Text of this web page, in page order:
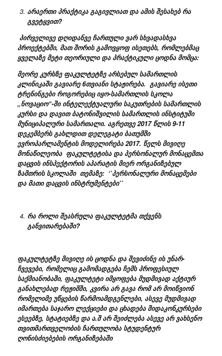
არაერთი პრაქტიკა გაგივლიათ და ამის შესახებ რა
გვეტყვით?
პირველივე დღიდანვე ჩართული ვარ სხვადასხვა
პროექტებში, მათ შორის გამოვყოფ ისეთებს, რომლებმაც
ყველაზე მეტი თეორიული და პრაქტიკული ცოდნა მომცა:
მეორე კურსზე ფაკულტეტზე არსებულ სამართლის
კლინიკაში გავიარე 6თვიანი სტაჟირება. გავიარე ისეთი
ტრენინგები როგორებიც იყო-სამართლის სკოლა
„ნოვაციო“-ში ინტელექტუალური საკუთრების სამართლის
კურსი და დავით ბატონიშვილის სამართლის ინსტიტუში
მუნიციპალური სამართალი. აგრეთვე 2017 წლის 9-11
დეკემბერს გახლდით დელეგატი ბათუმში
ევროპარლამენტის მოდელირება 2017. წელს მივიღე
მონაწილეობა ფაკულტეტისა და პერსონალურ მონაცემთა
დაცვის ინსპექტორის აპარატის მიერ ორგანიზებულ
ზამთრის სკოლაში თემაზე: ‘’პერსონალური მონაცემები
და მათი დაცვის ინსტრუმენტები’’
რა როლი შეასრულა ფაკულტეტმა თქვენს
განვითარებაში?
ფაკულტეტზე მივიღე ის ცოდნა და შევიძინე ის უნარ-
ჩვევები, რომელიც გამომადგება ჩემს პროფესიულ
საქმიანობაში, ფაკულტეტი იმყოფება მუდმივად აქტიურ
განახლებად რეჟიმში, კვირა არ გავა რომ არ მოიწვიონ
რომელიმე უწყების წარმოამდგენლები, ასევე მუდმივად
იმართება საჯარო ლექციები და ცხადება შიდაკონკურსები
ესეებზე, სტატიებზე და ა.შ არ შეიძლება ასევე არ ვახსენო
თვითმართველობის ჩართულობა სტუდენტურ
ღონისძიებების ორგანიზებაში